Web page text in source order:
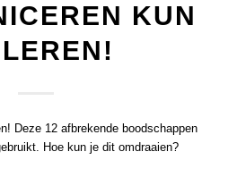
KUN
Deze 12 afbrekende boodschappen
Hoe kun je dit omdraaien?